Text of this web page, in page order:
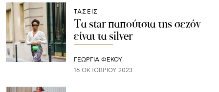
ΤΑΣΕΙΣ
Τα star παπούτσια της σεζόν
είναι τα silver
ΓΕΩΡΓΙΑ ΦΕΚΟΥ
16 ΟΚΤΩΒΡΊΟΥ 2023